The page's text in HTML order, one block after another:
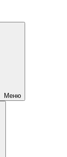
Меню